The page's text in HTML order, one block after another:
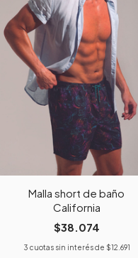
Malla short de baño
California
$38.074
3 cuotas sin interés de $12.691